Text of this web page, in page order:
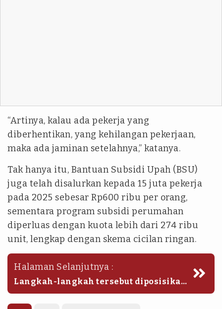
“Artinya, kalau ada pekerja yang
diberhentikan, yang kehilangan pekerjaan,
maka ada jaminan setelahnya,” katanya.
Tak hanya itu, Bantuan Subsidi Upah (BSU)
juga telah disalurkan kepada 15 juta pekerja
pada 2025 sebesar Rp600 ribu per orang,
sementara program subsidi perumahan
diperluas dengan kuota lebih dari 274 ribu
unit, lengkap dengan skema cicilan ringan.
Halaman Selanjutnya :
Langkah-langkah tersebut diposisikan
sebagai bantalan sosial sekaligus
stimulus ekonomi bagi kelas pekerja.